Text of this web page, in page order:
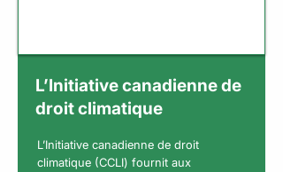
L’Initiative canadienne de
droit climatique
L’Initiative canadienne de droit
climatique (CCLI) fournit aux